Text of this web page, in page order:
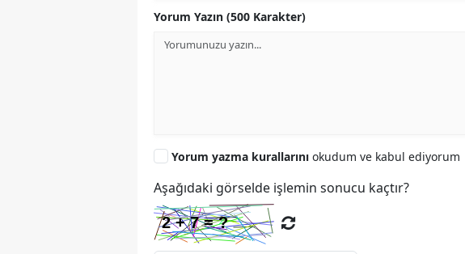
Yorum Yazın (500 Karakter)
Yorum yazma kurallarını okudum ve kabul ediyorum
Aşağıdaki görselde işlemin sonucu kaçtır?